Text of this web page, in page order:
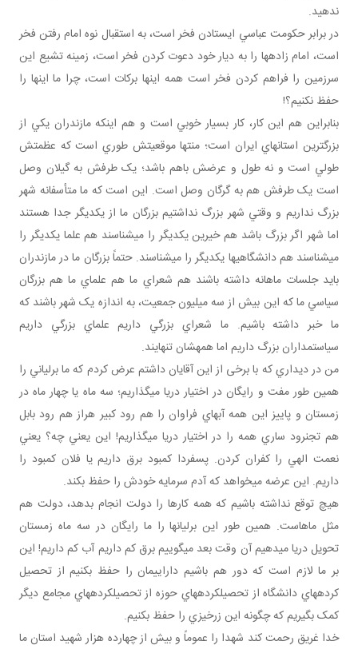
ندهيد.
در برابر حکومت عباسي ايستادن فخر است، به استقبال نوه امام رفتن فخر
است، امام زاده ها را به ديار خود دعوت کردن فخر است، زمينه تشيع اين
سرزمين را فراهم کردن فخر است همه اينها برکات است، چرا ما اينها را
حفظ نکنيم؟!
بنابراين هم اين کار، کار بسيار خوبي است و هم اينکه مازندران يکي از
بزرگ ترين استان هاي ايران است؛ منتها موقعيتش طوري است که عظمتش
طولي است و نه طول و عرضش باهم باشد؛ يک طرفش به گيلان وصل
است يک طرفش هم به گرگان وصل است. اين است که ما متأسفانه شهر
بزرگ نداريم و وقتي شهر بزرگ نداشتيم بزرگان ما از يکديگر جدا هستند
اما شهر اگر بزرگ باشد هم خيرين يکديگر را مي شناسند هم علما يکديگر را
مي شناسند هم دانشگاهي ها يکديگر را مي شناسند. حتماً بزرگان ما در مازندران
بايد جلسات ماهانه داشته باشند هم شعراي ما هم علماي ما هم بزرگان
سياسي ما که اين بيش از سه ميليون جمعيت، به اندازه يک شهر باشند که
ما خبر داشته باشيم. ما شعراي بزرگي داريم علماي بزرگي داريم
سياستمداران بزرگ داريم اما همه شان تنهايند.
من در ديداري که با برخی از اين آقايان داشتم عرض کردم که ما برلياني را
همين طور مفت و رايگان در اختيار دريا مي گذاريم؛ سه ماه يا چهار ماه در
زمستان و پاييز اين همه آب هاي فراوان را هم رود کبير هراز هم رود بابل
هم تجن رود ساري همه را در اختيار دريا مي گذاريم! اين يعني چه؟ يعني
نعمت الهي را کفران کردن. پس فردا کمبود برق داريم يا فلان کمبود را
داريم. اين عرضه مي خواهد که آدم سرمايه خودش را حفظ بکند.
هيچ توقع نداشته باشيم که همه کارها را دولت انجام بدهد، دولت هم
مثل ماهاست. همين طور اين برليان ها را ما رايگان در سه ماه زمستان
تحويل دريا مي دهيم آن وقت بعد مي گوييم برق کم داريم آب کم داريم! اين
بر ما لازم است که دور هم باشيم دارايي مان را حفظ بکنيم از تحصيل
کرده هاي دانشگاه از تحصيل کرده هاي حوزه از تحصيل کرده هاي مجامع ديگر
کمک بگيريم که چگونه اين زرخيزي را حفظ بکنيم.
خدا غريق رحمت کند شهدا را عموماً و بيش از چهارده هزار شهيد استان ما